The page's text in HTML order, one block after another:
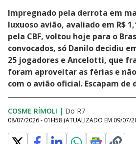
Impregnado pela derrota em
luxuoso avião, avaliado em R$
pela CBF, voltou hoje para o
convocados, só Danilo decidiu
25 jogadores e Ancelotti, que
foram aproveitar as férias e
com o avião oficial. Escapam de
COSME RÍMOLI | Do R7
08/07/2026 - 01H58 (ATUALIZADO EM 09/07/